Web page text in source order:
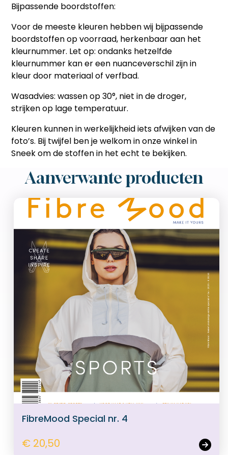
Bijpassende boordstoffen:
Voor de meeste kleuren hebben wij bijpassende
boordstoffen op voorraad, herkenbaar aan het
kleurnummer. Let op: ondanks hetzelfde
kleurnummer kan er een nuanceverschil zijn in
kleur door materiaal of verfbad.
Wasadvies: wassen op 30°, niet in de droger,
strijken op lage temperatuur.
Kleuren kunnen in werkelijkheid iets afwijken van de
foto’s. Bij twijfel ben je welkom in onze winkel in
Sneek om de stoffen in het echt te bekijken.
Aanverwante producten
FibreMood Special nr. 4
€ 20,50